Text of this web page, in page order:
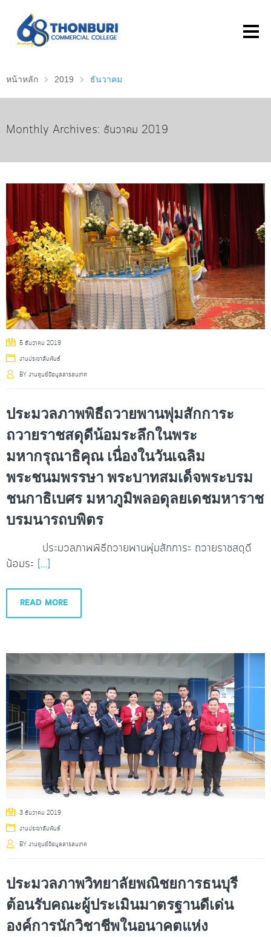
หน้าหลัก 2019 ธันวาคม
Monthly Archives: ธันวาคม 2019
5 ธันวาคม 2019
งานประชาสัมพันธ์
BY งานศูนย์ข้อมูลสารสนเทศ
ประมวลภาพพิธีถวายพานพุ่มสักการะ
ถวายราชสดุดีน้อมระลึกในพระ
มหากรุณาธิคุณ เนื่องในวันเฉลิม
พระชนมพรรษา พระบาทสมเด็จพระบรม
ชนกาธิเบศร มหาภูมิพลอดุลยเดชมหาราช
บรมนารถบพิตร
ประมวลภาพพิธีถวายพานพุ่มสักการะ ถวายราชสดุดี
น้อมระ […]
READ MORE
3 ธันวาคม 2019
งานประชาสัมพันธ์
BY งานศูนย์ข้อมูลสารสนเทศ
ประมวลภาพวิทยาลัยพณิชยการธนบุรี
ต้อนรับคณะผู้ประเมินมาตรฐานดีเด่น
องค์การนักวิชาชีพในอนาคตแห่ง